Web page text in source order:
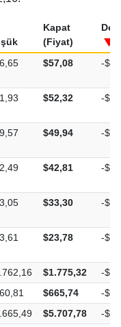
Kapat
(Fiyat)
$57,08 -
$52,32 -
$49,94 -
$42,81 -
$33,30 -
$23,78 -
$1.775,32
-
$665,74
-
$5.707,78
-